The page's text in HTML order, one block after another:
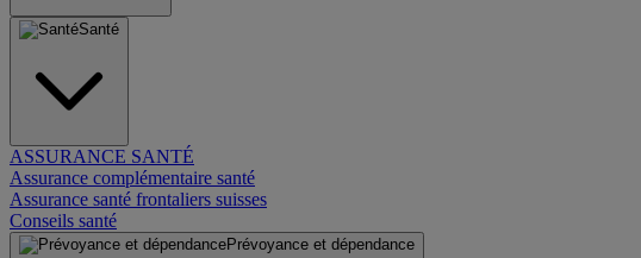
Santé
ASSURANCE SANTÉ
Assurance complémentaire santé
Assurance santé frontaliers suisses
Conseils santé
Prévoyance et dépendance